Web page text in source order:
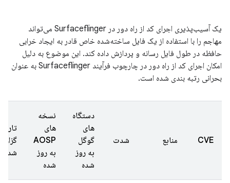
یک آسیب‌پذیری اجرای کد از راه دور در Surfaceflinger می‌تواند
مهاجم را با استفاده از یک فایل ساخته‌شده خاص قادر به ایجاد خرابی
حافظه در طول فایل رسانه و پردازش داده کند. این موضوع به دلیل
امکان اجرای کد از راه دور در چارچوب فرآیند Surfaceflinger به عنوان
بحرانی رتبه بندی شده است.
CVE منابع شدت
دستگاه
های
گوگل
به روز
شده
نسخه
های
AOSP
به روز
شده
تاریخ
شده